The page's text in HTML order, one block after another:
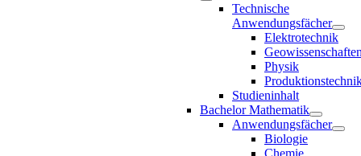
Technische
Anwendungsfächer
Elektrotechnik
Physik
Studieninhalt
Bachelor Mathematik
Anwendungsfächer
Biologie
Chemie